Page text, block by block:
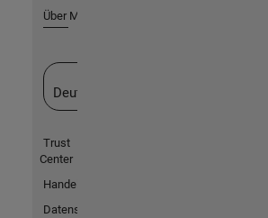
Über MathWorks
Deutschland
Trust
Center
Handelsmarken
Datenschutz-